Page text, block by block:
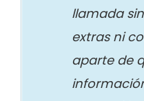
llamada
extras ni
aparte de